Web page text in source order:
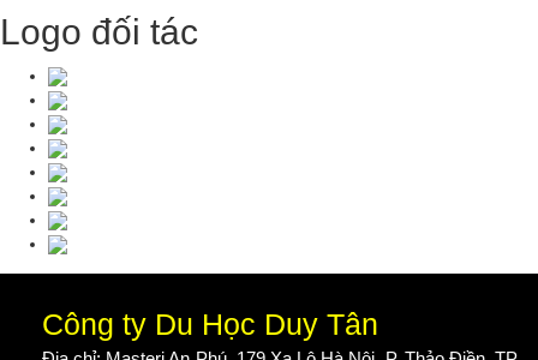
Logo đối tác
Công ty Du Học Duy Tân